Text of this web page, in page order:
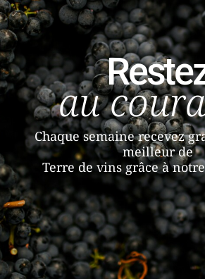
au
Chaque semaine recevez
meilleur de
Terre de vins grâce à